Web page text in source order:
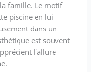
famille. Le motif
piscine en lui
dans un
est souvent
l’allure